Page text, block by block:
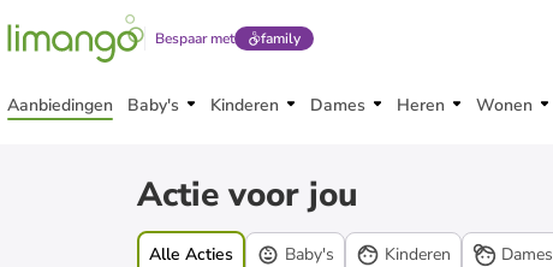
Bespaar met family
Aanbiedingen Baby's Kinderen Dames Heren Wonen
ActiesActie voor jou
Alle Acties Baby's Kinderen Dames